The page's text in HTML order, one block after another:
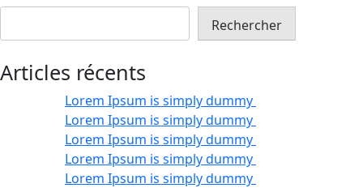
Rechercher
Articles récents
Lorem Ipsum is simply dummy
Lorem Ipsum is simply dummy
Lorem Ipsum is simply dummy
Lorem Ipsum is simply dummy
Lorem Ipsum is simply dummy